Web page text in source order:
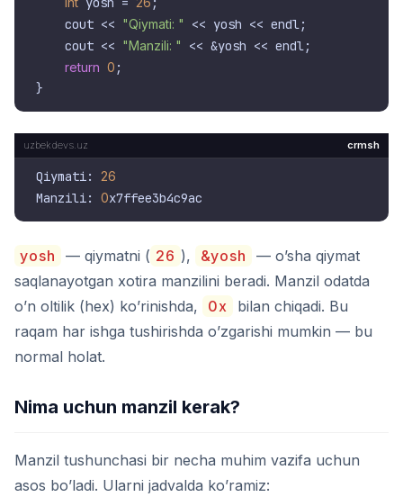
    cout <<
"Qiymati: "
<< yosh << endl;
    cout <<
"Manzili: " << &yosh << endl;
return 0 ;
crmsh
Qiymati: 26
Manzili: 0
yosh — qiymatni ( 26 ), &yosh
— o’sha qiymat
saqlanayotgan xotira manzilini beradi. Manzil odatda
o’n oltilik (hex) ko’rinishda,
0x
bilan chiqadi. Bu
raqam har ishga tushirishda o’zgarishi mumkin — bu
normal holat.
Nima uchun manzil kerak?
Manzil tushunchasi bir necha muhim vazifa uchun
asos bo’ladi. Ularni jadvalda ko’ramiz: